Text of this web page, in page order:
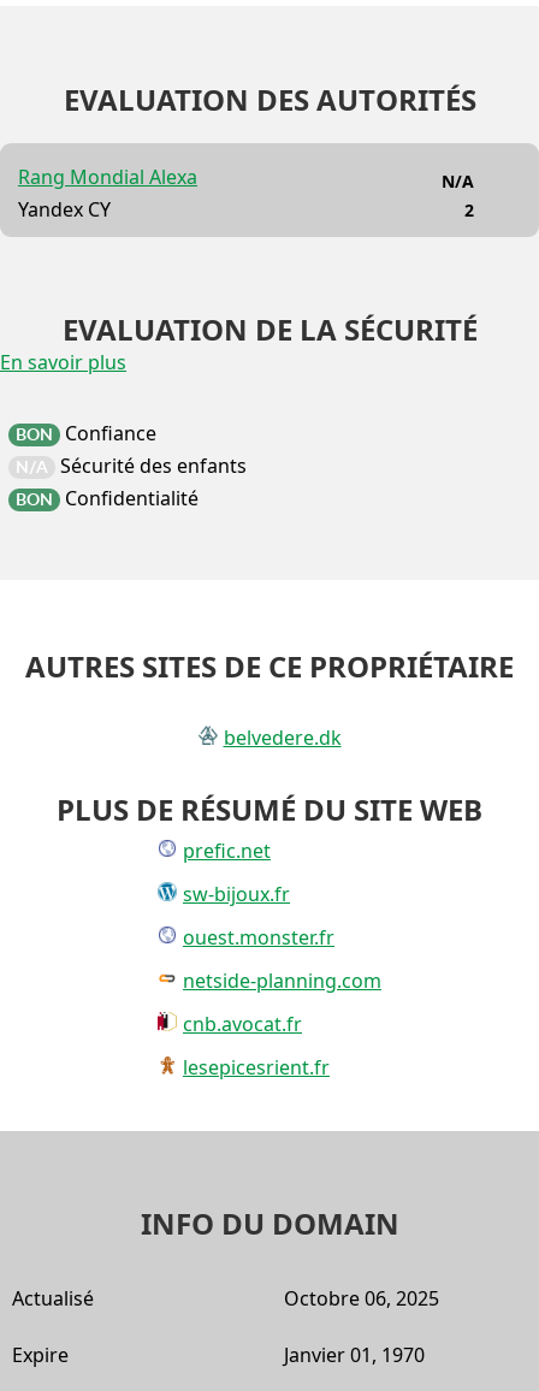
EVALUATION DES AUTORITÉS
Rang Mondial Alexa
Yandex CY
N/A
2
EVALUATION DE LA SÉCURITÉ
En savoir plus
BON Confiance
N/A Sécurité des enfants
BON Confidentialité
AUTRES SITES DE CE PROPRIÉTAIRE
belvedere.dk
PLUS DE RÉSUMÉ DU SITE WEB
prefic.net
sw-bijoux.fr
ouest.monster.fr
netside-planning.com
cnb.avocat.fr
lesepicesrient.fr
INFO DU DOMAIN
Actualisé Octobre 06, 2025
Expire Janvier 01, 1970